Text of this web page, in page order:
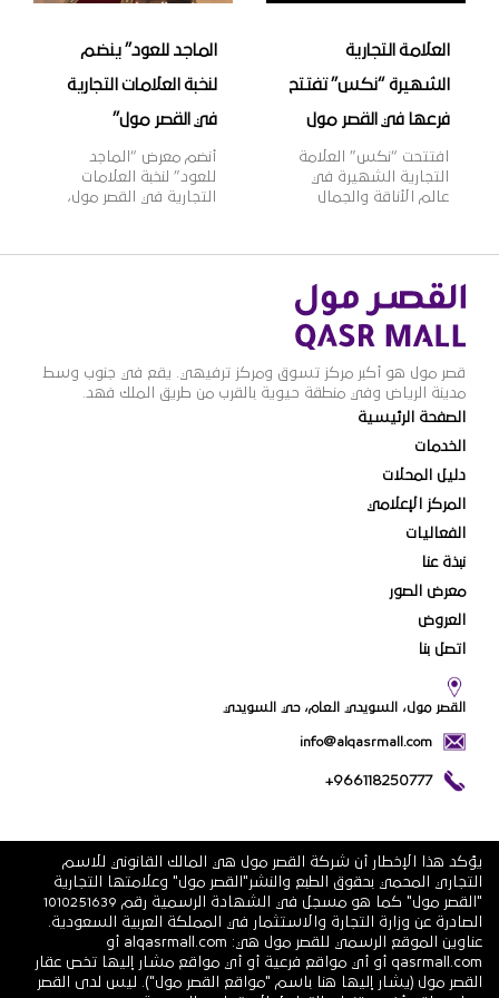
[…]
العلامة التجارية
الشهيرة “نكس” تفتتح
فرعها في القصر مول
افتتحت “نكس” العلامة
التجارية الشهيرة في
عالم الأناقة والجمال
“نكس” عام 1999م
من مستحضرات التجميل
العصرية والجريئة التي
تلبي مختلف أذواق
2000 منتج بألوان وظلال
متنوعة بأسعار مناسبة،
وتنتشر منتجاتها في أكثر
وواحدة […]
الماجد للعود” ينضم
لنخبة العلامات التجارية
في القصر مول”
أنضم معرض “الماجد
للعود” لنخبة العلامات
التجارية في القصر مول،
التجارية في تجارة العود
منتجات “الماجد للعود”
بالجودة العالية والقيمة
قصر مول هو أكبر مركز تسوق ومركز ترفيهي. يقع في جنوب وسط
مدينة الرياض وفي منطقة حيوية بالقرب من طريق الملك فهد.
الصفحة الرئيسية
الخدمات
دليل المحلات
المركز الإعلامي
الفعاليات
نبذة عنا
معرض الصور
العروض
اتصل بنا
القصر مول، السويدي العام، حي السويدي
info@alqasrmall.com
+966118250777
يؤكد هذا الإخطار أن شركة القصر مول هي المالك القانوني للاسم
التجاري المحمي بحقوق الطبع والنشر"القصر مول" وعلامتها التجارية
"القصر مول" كما هو مسجل في الشهادة الرسمية رقم 1010251639
الصادرة عن وزارة التجارة والاستثمار في المملكة العربية السعودية.
عناوين الموقع الرسمي للقصر مول هي: alqasrmall.com أو
qasrmall.com أو أي مواقع فرعية أو أي مواقع مشار إليها تخص عقار
القصر مول (يشار إليها هنا باسم "مواقع القصر مول"). ليس لدى القصر